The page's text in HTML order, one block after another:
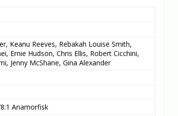
Keanu Reeves, Rebakah Louise Smith,
Ernie Hudson, Chris Ellis, Robert Cicchini,
Jenny McShane, Gina Alexander
Anamorfisk